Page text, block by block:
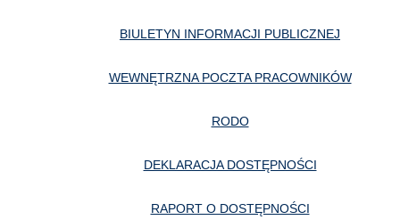
BIULETYN INFORMACJI PUBLICZNEJ
WEWNĘTRZNA POCZTA PRACOWNIKÓW
RODO
DEKLARACJA DOSTĘPNOŚCI
RAPORT O DOSTĘPNOŚCI